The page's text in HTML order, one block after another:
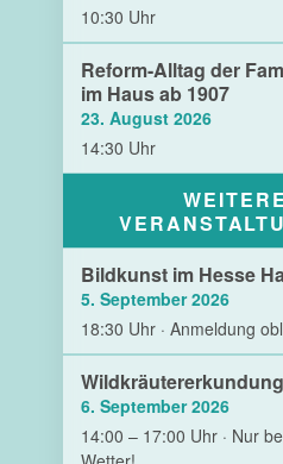
10:30 Uhr
Reform-Alltag der
im Haus ab 1907
23. August 2026
14:30 Uhr
WEITERE
Bildkunst im Hesse
5. September 2026
18:30 Uhr · Anmeldung
Wildkräutererkundung
6. September 2026
14:00 – 17:00 Uhr · Nur